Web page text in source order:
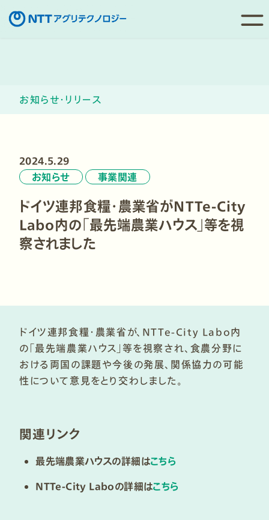
お知らせ・リリース
2024.5.29
お知らせ
事業関連
ドイツ連邦食糧・農業省がNTTe-City
Labo内の「最先端農業ハウス」等を視
察されました
ドイツ連邦食糧・農業省が、NTTe-City Labo内
の「最先端農業ハウス」等を視察され、食農分野に
おける両国の課題や今後の発展、関係協力の可能
性について意見をとり交わしました。
関連リンク
最先端農業ハウスの詳細はこちら
NTTe-City Laboの詳細はこちら